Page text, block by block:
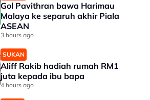
Gol Pavithran bawa Harimau
Malaya ke separuh akhir Piala
ASEAN
3 hours ago
SUKAN
Aliff Rakib hadiah rumah RM1
juta kepada ibu bapa
4 hours ago